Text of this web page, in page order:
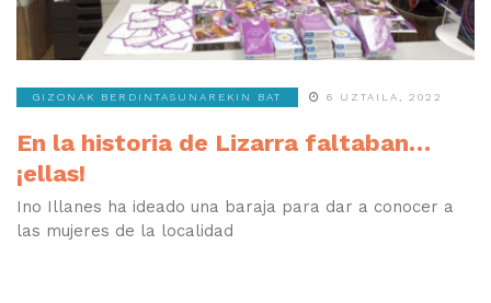
GIZONAK BERDINTASUNAREKIN BAT 6 UZTAILA, 2022
En la historia de Lizarra faltaban…
¡ellas!
Ino Illanes ha ideado una baraja para dar a conocer a
las mujeres de la localidad